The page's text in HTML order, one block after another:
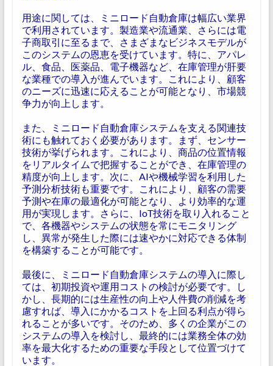
用途に関しては、ミニロード自動倉庫は幅広い業界
で利用されています。製造業や流通業、さらには電
子商取引に至るまで、さまざまなビジネスモデルが
このシステムの恩恵を受けています。特に、アパレ
ル、食品、医薬品、電子機器など、在庫管理が肝要
な業種での導入が進んでいます。これにより、顧客
のニーズに迅速に応えることが可能となり、市場競
争力が向上します。
また、ミニロード自動倉庫システムを支える関連技
術にも触れておく必要があります。まず、センサー
技術が挙げられます。これにより、商品の位置情報
をリアルタイムで把握することができ、在庫管理の
精度が向上します。次に、AIや機械学習を利用した
予測分析技術も重要です。これにより、顧客の需要
予測や在庫の最適化が可能となり、より効率的な運
用が実現します。さらに、IoT技術を取り入れること
で、各機器やシステムの状態を常にモニタリング
し、異常が発生した際には速やかに対応できる体制
を構築することが可能です。
最後に、ミニロード自動倉庫システムの導入に際し
ては、初期投資や運用コストの検討が必要です。し
かし、長期的には生産性の向上や人件費の削減を考
慮すれば、導入にかかるコストを上回る利点が得ら
れることが多いです。そのため、多くの企業がこの
システムの導入を検討し、最終的には業務全体の効
率を最大化するための重要な手段として位置づけて
います。